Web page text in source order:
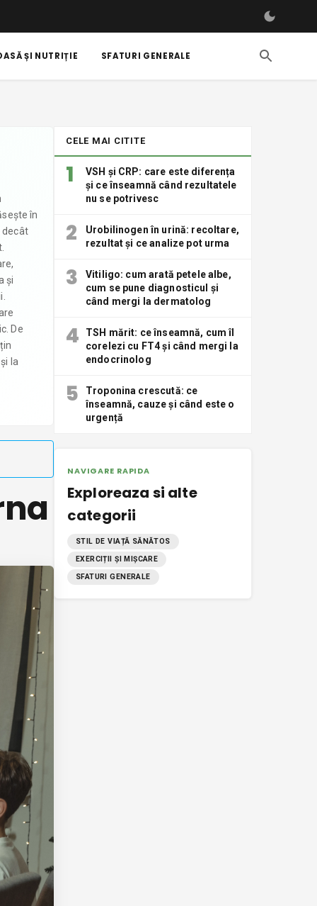
ȘI NUTRIȚIE SFATURI GENERALE
în
decât
și
De
la
CELE MAI CITITE
1
VSH și CRP: care este diferența
și ce înseamnă când rezultatele
nu se potrivesc
2
Urobilinogen în urină: recoltare,
rezultat și ce analize pot urma
3
Vitiligo: cum arată petele albe,
cum se pune diagnosticul și
când mergi la dermatolog
4
TSH mărit: ce înseamnă, cum îl
corelezi cu FT4 și când mergi la
endocrinolog
5
Troponina crescută: ce
înseamnă, cauze și când este o
urgență
NAVIGARE RAPIDA
Exploreaza si alte
categorii
STIL DE VIAȚĂ SĂNĂTOS
EXERCIȚII ȘI MIȘCARE
SFATURI GENERALE